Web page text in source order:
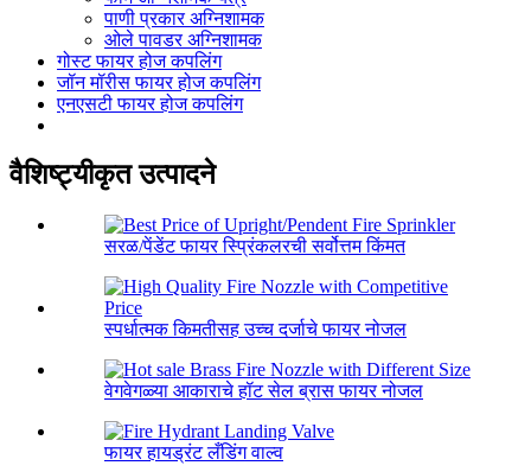
पाणी प्रकार अग्निशामक
ओले पावडर अग्निशामक
गोस्ट फायर होज कपलिंग
जॉन मॉरीस फायर होज कपलिंग
एनएसटी फायर होज कपलिंग
वैशिष्ट्यीकृत उत्पादने
सरळ/पेंडेंट फायर स्प्रिंकलरची सर्वोत्तम किंमत
स्पर्धात्मक किमतीसह उच्च दर्जाचे फायर नोजल
वेगवेगळ्या आकाराचे हॉट सेल ब्रास फायर नोजल
फायर हायड्रंट लँडिंग वाल्व